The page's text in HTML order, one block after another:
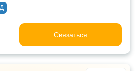
Связаться